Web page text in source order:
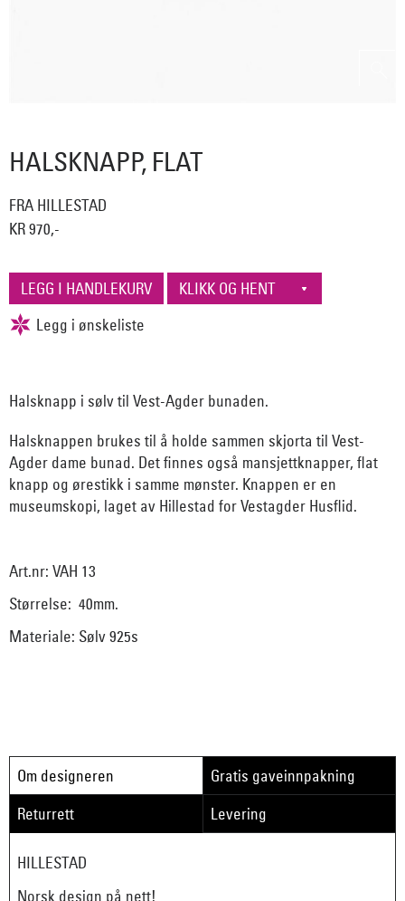
HALSKNAPP, FLAT
FRA HILLESTAD
KR 970,-
Halsknapp i sølv til Vest-Agder bunaden.
Halsknappen brukes til å holde sammen skjorta til Vest-
Agder dame bunad. Det finnes også mansjettknapper, flat
knapp og ørestikk i samme mønster. Knappen er en
museumskopi, laget av Hillestad for Vestagder Husflid.
Art.nr: VAH 13
Størrelse: 40mm.
Materiale: Sølv 925s
Om designeren
Gratis gaveinnpakning
Returrett
Levering
HILLESTAD
Norsk design på nett!